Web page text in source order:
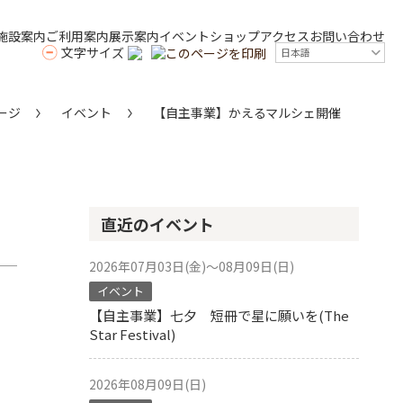
設案内ご利用案内展示案内イベントショップアクセス お問い合わせ
文字サイズ
このページを印刷
ジ イベント 【自主事業】かえるマルシェ開催
直近のイベント
2026年07月03日(金)～08月09日(日)
イベント
【自主事業】七夕 短冊で星に願いを(The
Star Festival)
2026年08月09日(日)